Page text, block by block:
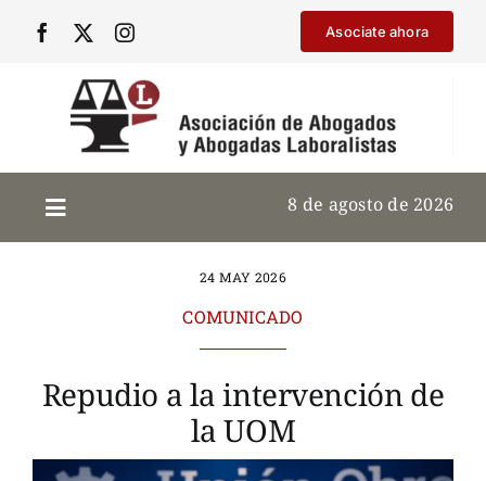
Asociate ahora
8 de agosto de 2026
24 MAY 2026
COMUNICADO
Repudio a la intervención de
la UOM